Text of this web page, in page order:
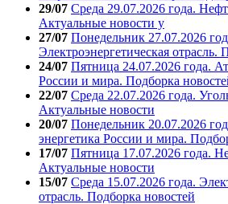
29/07 Среда 29.07.2026 года.
Актуальные новости у
27/07 Понедельник 27.07.2026
Электроэнергетическая отрасль.
24/07 Пятница 24.07.2026 года.
России и мира. Подборка
22/07 Среда 22.07.2026 года.
Актуальные новости
20/07 Понедельник 20.07.2026
энергетика России и мира.
17/07 Пятница 17.07.2026 года.
Актуальные новости
15/07 Среда 15.07.2026 года.
отрасль. Подборка новостей